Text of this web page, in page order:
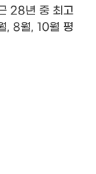
28년 중 최고
, 8월, 10월 평